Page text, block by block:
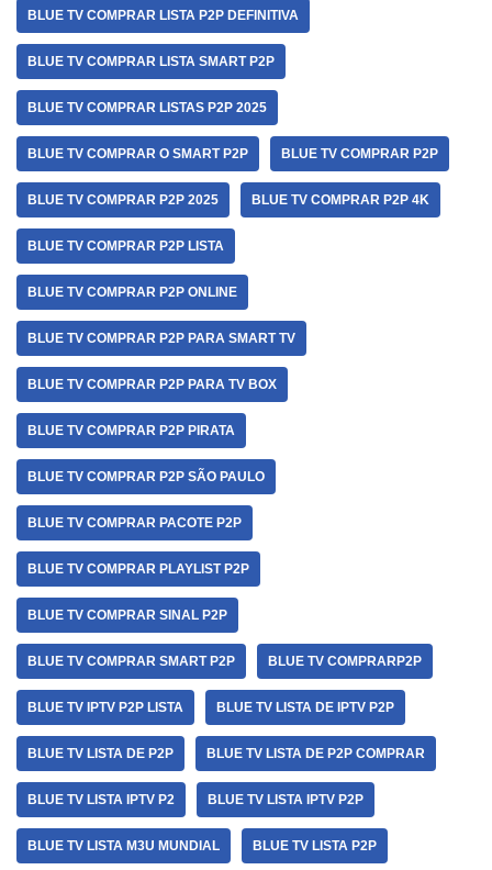
BLUE TV COMPRAR LISTA P2P DEFINITIVA
BLUE TV COMPRAR LISTA SMART P2P
BLUE TV COMPRAR LISTAS P2P 2025
BLUE TV COMPRAR O SMART P2P BLUE TV COMPRAR P2P
BLUE TV COMPRAR P2P 2025 BLUE TV COMPRAR P2P 4K
BLUE TV COMPRAR P2P LISTA
BLUE TV COMPRAR P2P ONLINE
BLUE TV COMPRAR P2P PARA SMART TV
BLUE TV COMPRAR P2P PARA TV BOX
BLUE TV COMPRAR P2P PIRATA
BLUE TV COMPRAR P2P SÃO PAULO
BLUE TV COMPRAR PACOTE P2P
BLUE TV COMPRAR PLAYLIST P2P
BLUE TV COMPRAR SINAL P2P
BLUE TV COMPRAR SMART P2P BLUE TV COMPRARP2P
BLUE TV IPTV P2P LISTA BLUE TV LISTA DE IPTV P2P
BLUE TV LISTA DE P2P BLUE TV LISTA DE P2P COMPRAR
BLUE TV LISTA IPTV P2 BLUE TV LISTA IPTV P2P
BLUE TV LISTA M3U MUNDIAL BLUE TV LISTA P2P